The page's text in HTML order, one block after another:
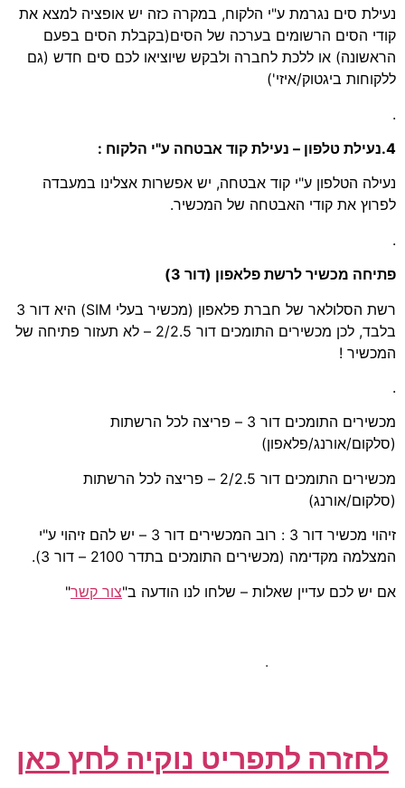
נעילת סים נגרמת ע"י הלקוח, במקרה כזה יש אופציה למצא את
קודי הסים הרשומים בערכה של הסים(בקבלת הסים בפעם
הראשונה) או ללכת לחברה ולבקש שיוציאו לכם סים חדש (גם
ללקוחות ביגטוק/איזי')
.
4.נעילת טלפון – נעילת קוד אבטחה ע"י הלקוח :
נעילה הטלפון ע"י קוד אבטחה, יש אפשרות אצלינו במעבדה
לפרוץ את קודי האבטחה של המכשיר.
.
פתיחה מכשיר לרשת פלאפון (דור 3)
רשת הסלולאר של חברת פלאפון (מכשיר בעלי SIM) היא דור 3
בלבד, לכן מכשירים התומכים דור 2/2.5 – לא תעזור פתיחה של
המכשיר !
.
מכשירים התומכים דור 3 – פריצה לכל הרשתות
(סלקום/אורנג/פלאפון)
מכשירים התומכים דור 2/2.5 – פריצה לכל הרשתות
(סלקום/אורנג)
זיהוי מכשיר דור 3 : רוב המכשירים דור 3 – יש להם זיהוי ע"י
המצלמה מקדימה (מכשירים התומכים בתדר 2100 – דור 3).
אם יש לכם עדיין שאלות – שלחו לנו הודעה ב"צור קשר"
.
לחזרה לתפריט נוקיה לחץ כאן